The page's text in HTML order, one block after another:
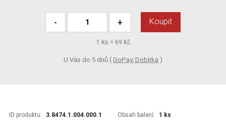
- + Koupit
1 Ks = 69 Kč
U Vás do 5 dnů ( GoPay, Dobírka )
ID produktu: 3.8474.1.004.000.1 Obsah balení: 1 ks